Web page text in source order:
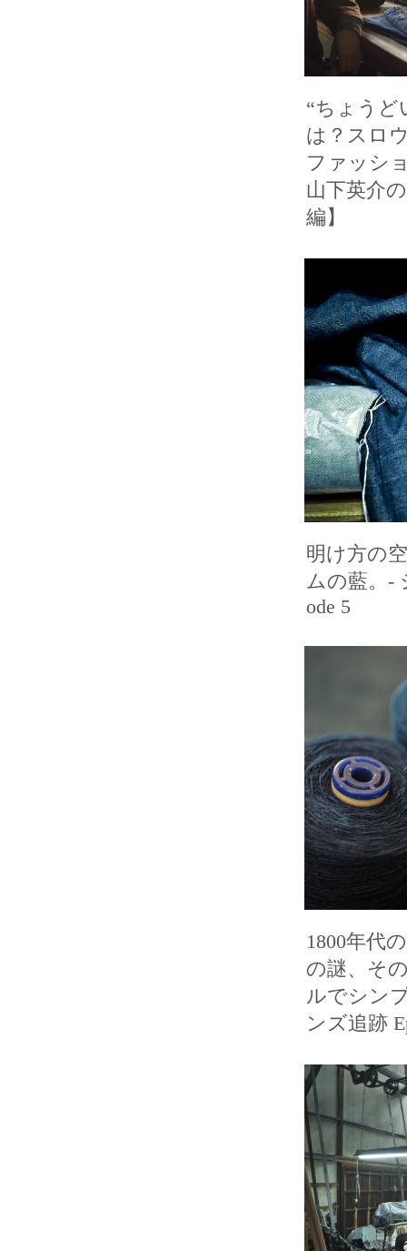
“ちょうど
は？スロ
ファッシ
山下英介
編】
明け方の
ムの藍。-
ode 5
1800年代
の謎、そ
ルでシン
ンズ追跡